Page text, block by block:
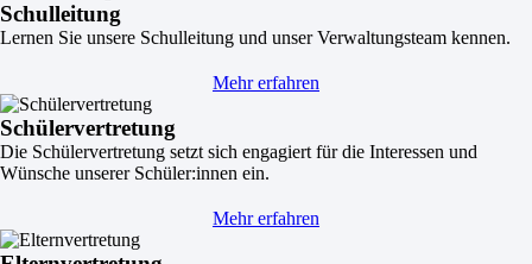
Schulleitung
Lernen Sie unsere Schulleitung und unser Verwaltungsteam kennen.
Mehr erfahren
Schülervertretung
Die Schülervertretung setzt sich engagiert für die Interessen und
Wünsche unserer Schüler:innen ein.
Mehr erfahren